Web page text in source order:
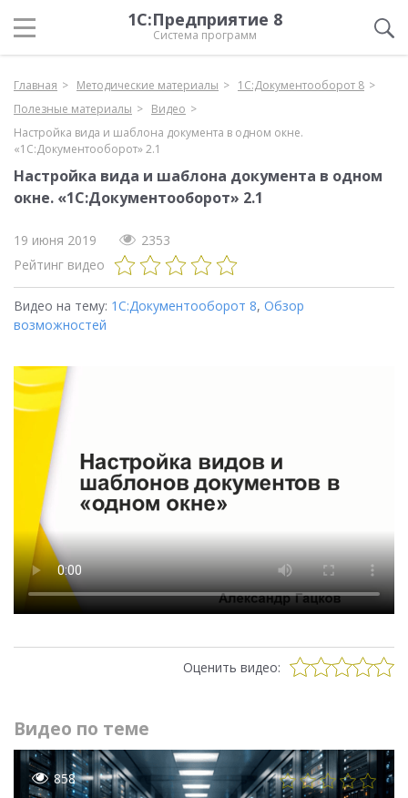
1С:Предприятие 8
Система программ
Главная Методические материалы
1С:Документооборот 8
Полезные материалы
Видео
Настройка вида и шаблона документа в одном окне.
«1С:Документооборот» 2.1
Настройка вида и шаблона документа в одном
окне. «1С:Документооборот» 2.1
19 июня 2019
2353
Рейтинг видео
Видео на тему: 1С:Документооборот 8, Обзор
возможностей
Оценить видео:
Видео по теме
858